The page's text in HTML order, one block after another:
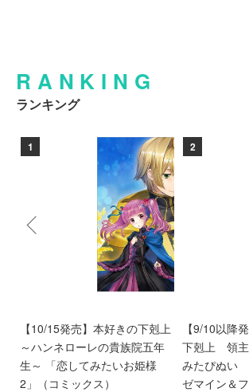
RANKING
ランキング
1
【10/15発売】本好きの下剋上
～ハンネローレの貴族院五年
生～ 「恋してみたいお姫様
2」（コミックス）
2
【9/10以降
下剋上 領
みたぴぬい
ゼマイン＆